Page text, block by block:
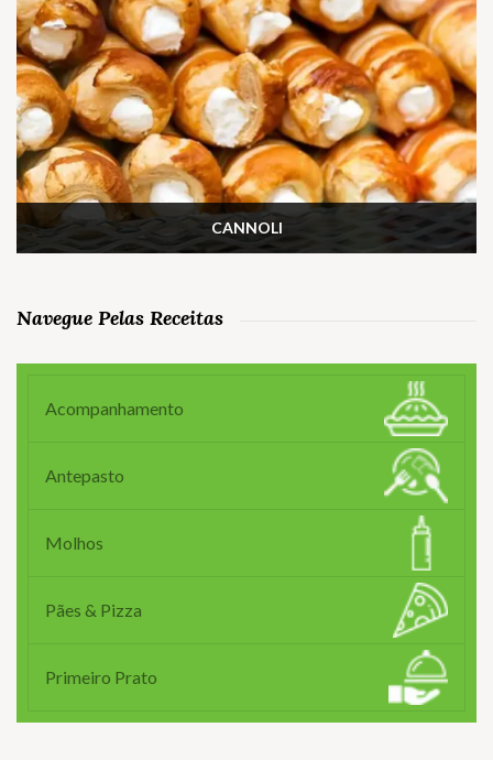
CANNOLI
Navegue Pelas Receitas
Acompanhamento
Antepasto
Molhos
Pães & Pizza
Primeiro Prato